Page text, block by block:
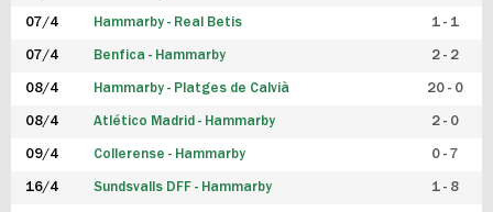
07/4 Hammarby - Real Betis 1 - 1
07/4 Benfica - Hammarby 2 - 2
08/4 Hammarby - Platges de Calvià 20 - 0
08/4 Atlético Madrid - Hammarby 2 - 0
09/4 Collerense - Hammarby 0 - 7
16/4 Sundsvalls DFF - Hammarby 1 - 8